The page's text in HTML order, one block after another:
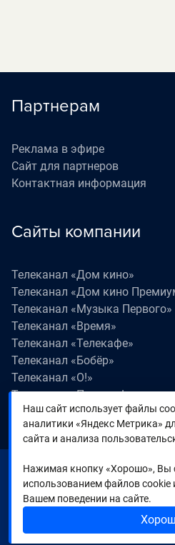
Партнерам
Реклама в эфире
Сайт для партнеров
Контактная информация
Сайты компании
Телеканал «Дом кино»
Телеканал «Дом кино
Телеканал «Музыка Первого»
Телеканал «Время»
Телеканал «Телекафе»
Телеканал «Бобёр»
Телеканал «О!»
Телеканал «Поехали!»
Телеканал «Победа»
Телеканал «Лапки LIVE»
© 2000—2026. Редакция
на любые материалы,
защищены. Любое
возможно только с
Наш сайт использует файлы
аналитики «Яндекс Метрика»
сайта и анализа
Нажимая кнопку «Хорошо», Вы
использованием файлов cookie
Вашем поведении на сайте.